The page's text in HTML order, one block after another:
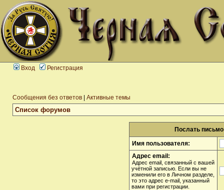
Вход Регистрация
Сообщения без ответов Активные темы
Список форумов
Послать
Имя пользователя:
Адрес email:
Адрес email, связанный с вашей
учётной записью. Если вы не
изменили его в Личном разделе,
то это адрес e-mail, указанный
вами при регистрации.